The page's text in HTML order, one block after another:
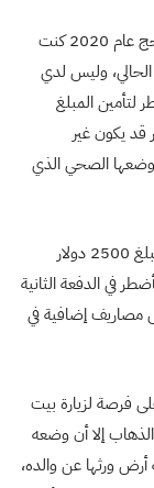
وقال خلال حديثه لـ”نون بوست”: “عندما سجّلت للحج عام 2020 كنت
الحالي، وليس لدي
لتأمين المبلغ
وهذا العمر قد يكون غير
وضعها الصحي الذي
وأضاف: “استطعت تأمين الدفعة المالية الأولى والتي تبلغ 2500 دولار
في الدفعة الثانية
مصاريف إضافية في
أن يحصل على فرصة لزيارة بيت
إلا أن وضعه
ورثها عن والده،